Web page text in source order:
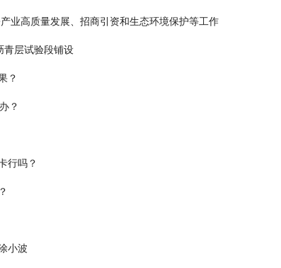
业高质量发展、招商引资和生态环境保护等工作
青层试验段铺设
？
？
行吗？
小波